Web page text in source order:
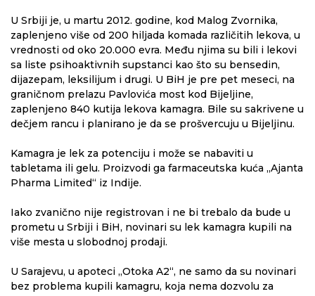
U Srbiji je, u martu 2012. godine, kod Malog Zvornika,
zaplenjeno više od 200 hiljada komada različitih lekova, u
vrednosti od oko 20.000 evra. Među njima su bili i lekovi
sa liste psihoaktivnih supstanci kao što su bensedin,
dijazepam, leksilijum i drugi. U BiH je pre pet meseci, na
graničnom prelazu Pavlovića most kod Bijeljine,
zaplenjeno 840 kutija lekova kamagra. Bile su sakrivene u
dečjem rancu i planirano je da se prošvercuju u Bijeljinu.
Kamagra je lek za potenciju i može se nabaviti u
tabletama ili gelu. Proizvodi ga farmaceutska kuća „Ajanta
Pharma Limited“ iz Indije.
Iako zvanično nije registrovan i ne bi trebalo da bude u
prometu u Srbiji i BiH, novinari su lek kamagra kupili na
više mesta u slobodnoj prodaji.
U Sarajevu, u apoteci „Otoka A2“, ne samo da su novinari
bez problema kupili kamagru, koja nema dozvolu za